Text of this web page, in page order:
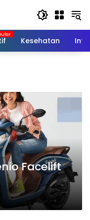
Kesehatan
Facelift